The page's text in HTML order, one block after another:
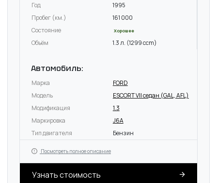
Год
1995
Пробег (км.)
161 000
Состояние
Хорошее
Объём 1.3 л. (1299 ccm)
Автомобиль:
Марка
FORD
Модель
ESCORT VII седан (GAL, AFL)
Модификация
1.3
Маркировка
J6A
Тип двигателя
Бензин
Посмотреть полное описание
Узнать стоимость